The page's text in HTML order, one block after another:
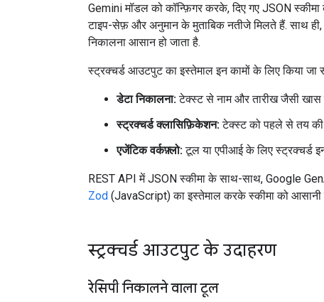
Gemini मॉडल को कॉन्फ़िगर करके, दिए गए JSON
टाइप-सेफ़ और अनुमान के मुताबिक नतीजे मिलते हैं. साथ ही,
निकालना आसान हो जाता है.
स्ट्रक्चर्ड आउटपुट का इस्तेमाल इन कामों के लिए किया जा
डेटा निकालना:टेक्स्ट से नाम और तारीख जैसी खास
स्ट्रक्चर्ड क्लासिफ़िकेशन:टेक्स्ट को पहले से तय की
एजेंटिक वर्कफ़्लो:टूल या एपीआई के लिए स्ट्रक्चर्ड
REST API में JSON स्कीमा के साथ-साथ, Google
Zod (JavaScript) का इस्तेमाल करके स्कीमा को
स्ट्रक्चर्ड आउटपुट के उदाहरण
रेसिपी निकालने वाला टूल